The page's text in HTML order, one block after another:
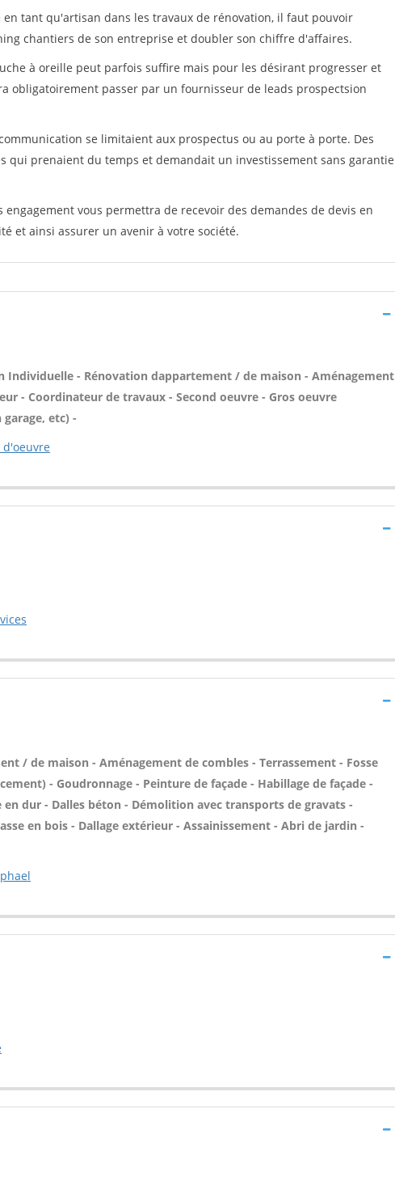
tant qu'artisan dans les travaux de rénovation, il faut pouvoir
chantiers de son entreprise et doubler son chiffre d'affaires.
à oreille peut parfois suffire mais pour les désirant progresser et
obligatoirement passer par un fournisseur de leads prospectsion
se limitaient aux prospectus ou au porte à porte. Des
qui prenaient du temps et demandait un investissement sans garantie
vous permettra de recevoir des demandes de devis en
et ainsi assurer un avenir à votre société.
Individuelle - Rénovation dappartement / de maison - Aménagement
- Coordinateur de travaux - Second oeuvre - Gros oeuvre
etc) -
/ de maison - Aménagement de combles - Terrassement - Fosse
- Goudronnage - Peinture de façade - Habillage de façade -
dur - Dalles béton - Démolition avec transports de gravats -
en bois - Dallage extérieur - Assainissement - Abri de jardin -